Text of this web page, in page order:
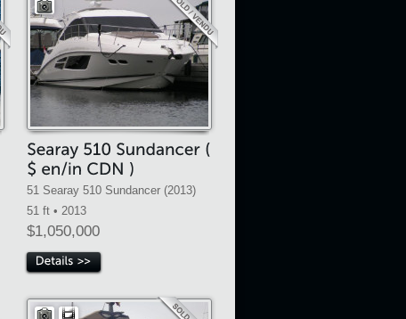
51 Searay 510 Sundancer (2013)
51 ft • 2013
$1,050,000